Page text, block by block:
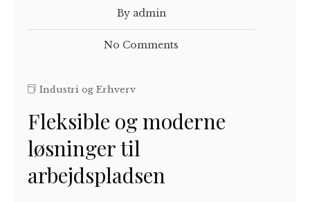
By admin
No Comments
Industri og Erhverv
Fleksible og moderne
løsninger til
arbejdspladsen